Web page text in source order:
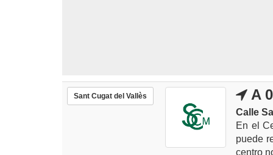
Sant Cugat del Vallès A
Calle
En el
puede
centro